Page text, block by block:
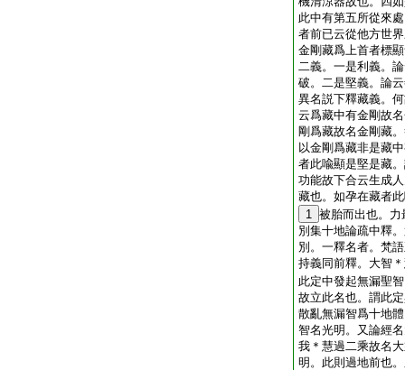
此中有第五所從來
者前已云從他方世
金剛藏爲上首者標
二義。一是利義。
破。二是堅義。論
異名説下釋藏義。
云爲藏中有金剛故
剛爲藏故名金剛藏
以金剛爲藏非是藏
者此喩顯是堅是藏
功能故下合云生成
藏也。如孕在藏者
1 被胎而出也。
別集十地論疏中釋
別。一釋名者。梵
持義同前釋。大智
此定中發起無漏聖
故立此名也。謂此
散亂無漏智爲十地
智名光明。又論經
我＊慧過二乘故名
明。此則過地前也